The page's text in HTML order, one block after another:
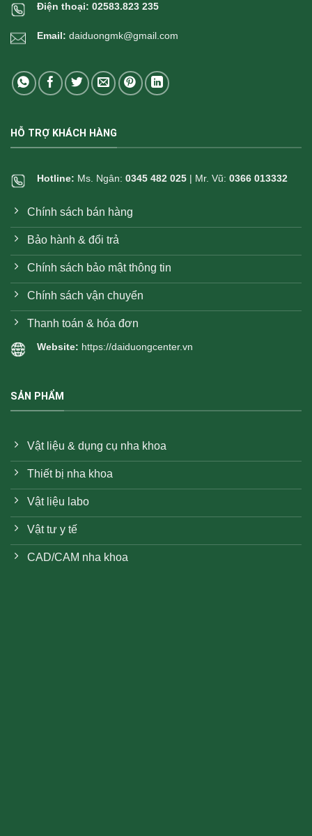
Điện thoại: 02583.823 235
Email: daiduongmk@gmail.com
HỖ TRỢ KHÁCH HÀNG
Hotline: Ms. Ngân: 0345 482 025 | Mr. Vũ: 0366 013332
Chính sách bán hàng
Bảo hành & đổi trả
Chính sách bảo mật thông tin
Chính sách vận chuyển
Thanh toán & hóa đơn
Website: https://daiduongcenter.vn
SẢN PHẨM
Vật liệu & dụng cụ nha khoa
Thiết bị nha khoa
Vật liệu labo
Vật tư y tế
CAD/CAM nha khoa